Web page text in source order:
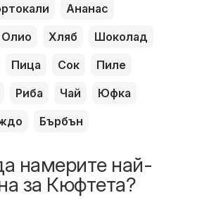
Ананас
Олио Хляб
Шоколад
Пица Сок
Пиле
Риба Чай
Юфка
Бърбън
намерите най-
за Кюфтета?